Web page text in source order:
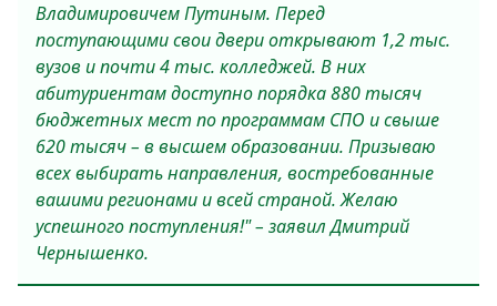
Владимировичем Путиным. Перед
поступающими свои двери открывают 1,2 тыс.
вузов и почти 4 тыс. колледжей. В них
абитуриентам доступно порядка 880 тысяч
бюджетных мест по программам СПО и свыше
620 тысяч – в высшем образовании. Призываю
всех выбирать направления, востребованные
вашими регионами и всей страной. Желаю
успешного поступления!" – заявил Дмитрий
Чернышенко.